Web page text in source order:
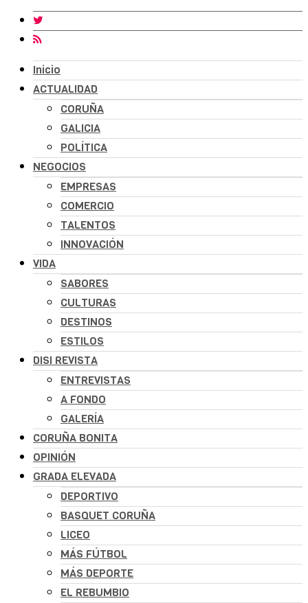
Inicio
ACTUALIDAD
CORUÑA
GALICIA
POLÍTICA
NEGOCIOS
EMPRESAS
COMERCIO
TALENTOS
INNOVACIÓN
VIDA
SABORES
CULTURAS
DESTINOS
ESTILOS
DISI REVISTA
ENTREVISTAS
A FONDO
GALERÍA
CORUÑA BONITA
OPINIÓN
GRADA ELEVADA
DEPORTIVO
BASQUET CORUÑA
LICEO
MÁS FÚTBOL
MÁS DEPORTE
EL REBUMBIO